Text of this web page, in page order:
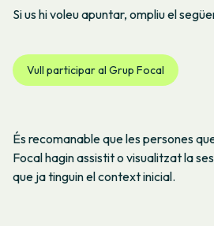
Si us hi voleu apuntar, ompliu el
Vull participar al Grup Focal
És recomanable que les persones
Focal hagin assistit o visualitzat la
que ja tinguin el context inicial.